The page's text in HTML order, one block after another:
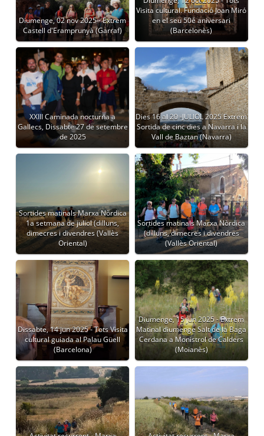
Diumenge, 02 nov 2025 - Extrem
Castell d'Eramprunyà (Garraf)
Visita cultural. Fundació Joan Miró
en el seu 50é aniversari
(Barcelonès)
XXIII Caminada nocturna a
Gallecs, Dissabte 27 de setembre
de 2025
Dies 16 al 20 -JULIOL 2025 Extrem
Sortida de cinc dies a Navarra i la
Vall de Baztan (Navarra)
Sortides matinals Marxa Nòrdica
1a setmana de juliol (dilluns,
dimecres i divendres (Vallès
Oriental)
Sortides matinals Marxa Nòrdica
(dilluns, dimecres i divendres
(Vallès Oriental)
Dissabte, 14 jun 2025 - Tots Visita
cultural guiada al Palau Güell
(Barcelona)
Diumenge, 15 jun 2025 - Extrem
Matinal diumenge Salt de la Baga
Cerdana a Monistrol de Calders
(Moianès)